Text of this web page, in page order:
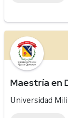
Maestría en
Universidad